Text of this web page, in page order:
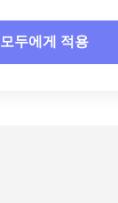
모두에게 적용